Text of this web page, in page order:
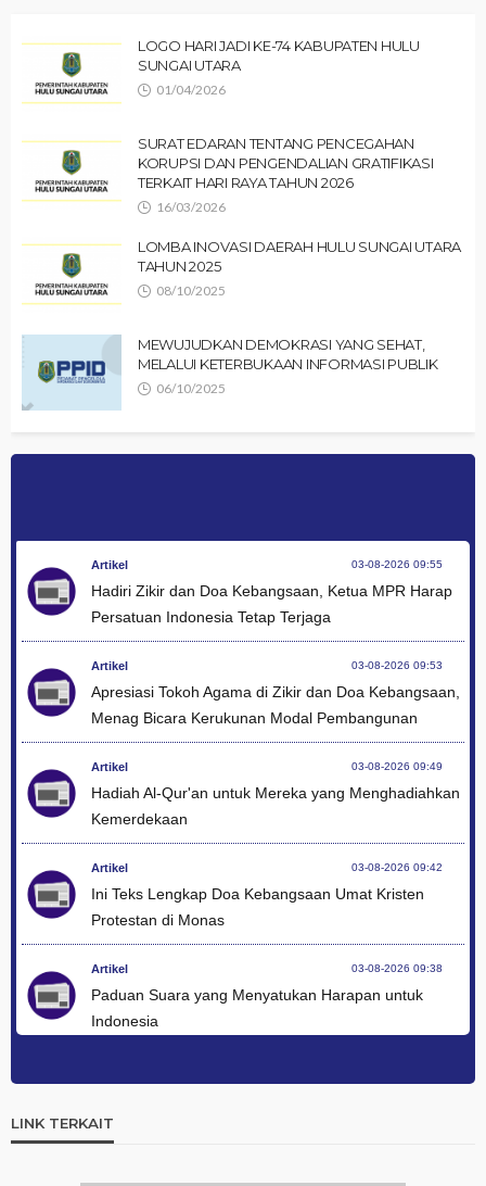
LOGO HARI JADI KE-74 KABUPATEN HULU
SUNGAI UTARA
01/04/2026
SURAT EDARAN TENTANG PENCEGAHAN
KORUPSI DAN PENGENDALIAN GRATIFIKASI
TERKAIT HARI RAYA TAHUN 2026
16/03/2026
LOMBA INOVASI DAERAH HULU SUNGAI UTARA
TAHUN 2025
08/10/2025
MEWUJUDKAN DEMOKRASI YANG SEHAT,
MELALUI KETERBUKAAN INFORMASI PUBLIK
06/10/2025
Artikel 03-08-2026 09:55
Hadiri Zikir dan Doa Kebangsaan, Ketua MPR Harap
Persatuan Indonesia Tetap Terjaga
Artikel 03-08-2026 09:53
Apresiasi Tokoh Agama di Zikir dan Doa Kebangsaan,
Menag Bicara Kerukunan Modal Pembangunan
Artikel 03-08-2026 09:49
Hadiah Al-Qur'an untuk Mereka yang Menghadiahkan
Kemerdekaan
Artikel 03-08-2026 09:42
Ini Teks Lengkap Doa Kebangsaan Umat Kristen
Protestan di Monas
Artikel 03-08-2026 09:38
Paduan Suara yang Menyatukan Harapan untuk
Indonesia
Makna Keberagaman
LINK TERKAIT